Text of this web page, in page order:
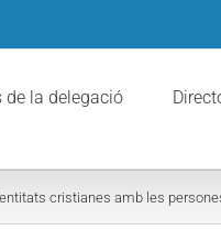
de la delegació
cristianes amb les